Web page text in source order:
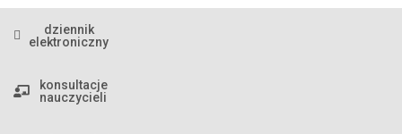
dziennik
elektroniczny
konsultacje
nauczycieli